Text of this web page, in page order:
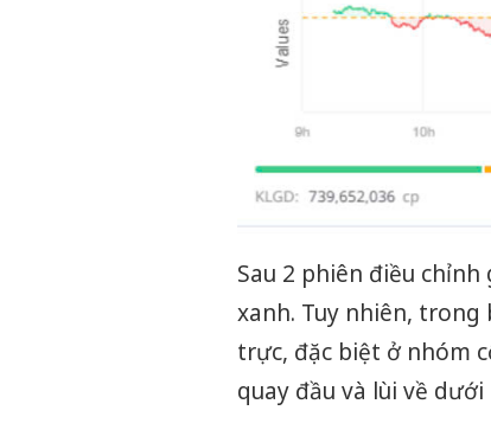
Sau 2 phiên điều
xanh. Tuy nhiên,
trực, đặc biệt ở nhóm
quay đầu và lùi về